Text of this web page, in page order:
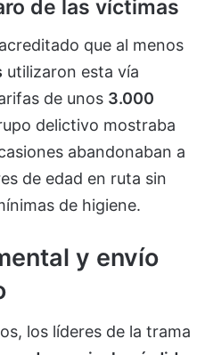
de las víctimas
que al menos
utilizaron esta vía
de unos 3.000
delictivo mostraba
abandonaban a
de edad en ruta sin
de higiene.
y envío
los líderes de la trama